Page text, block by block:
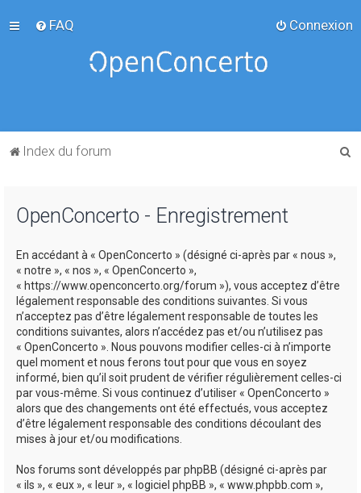
FAQ Connexion
Index du forum
OpenConcerto - Enregistrement
En accédant à « OpenConcerto » (désigné ci-après par « nous »,
« notre », « nos », « OpenConcerto »,
« https://www.openconcerto.org/forum »), vous acceptez d’être
légalement responsable des conditions suivantes. Si vous
n’acceptez pas d’être légalement responsable de toutes les
conditions suivantes, alors n’accédez pas et/ou n’utilisez pas
« OpenConcerto ». Nous pouvons modifier celles-ci à n’importe
quel moment et nous ferons tout pour que vous en soyez
informé, bien qu’il soit prudent de vérifier régulièrement celles-ci
par vous-même. Si vous continuez d’utiliser « OpenConcerto »
alors que des changements ont été effectués, vous acceptez
d’être légalement responsable des conditions découlant des
mises à jour et/ou modifications.
Nos forums sont développés par phpBB (désigné ci-après par
« ils », « eux », « leur », « logiciel phpBB », « www.phpbb.com »,